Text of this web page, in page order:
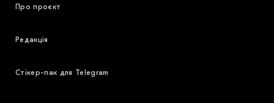
Про проєкт
Редакція
Стікер-пак для Telegram